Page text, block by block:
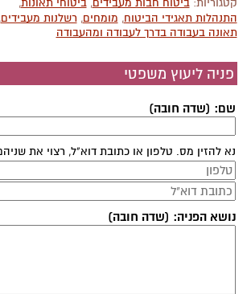
קטגוריות:ביטוח חבות מעבידים,ביטוחי תאונות,
התנהלות תאגידי הביטוח, מומחים,רשלנות מעבידים,
תאונה בעבודה בדרך לעבודה ומהעבודה
פניה ליעוץ משפטי
שם: (שדה חובה)
נא להזין מס. טלפון או כתובת דוא"ל, רצוי את
נושא הפניה: (שדה חובה)